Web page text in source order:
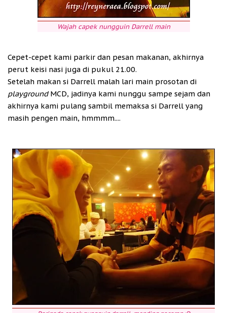
Wajah capek nungguin Darrell main
Cepet-cepet kami parkir dan pesan makanan, akhirnya
perut keisi nasi juga di pukul 21.00.
Setelah makan si Darrell malah lari main prosotan di
playgroundMCD, jadinya kami nunggu sampe sejam dan
akhirnya kami pulang sambil memaksa si Darrell yang
masih pengen main, hmmmm....